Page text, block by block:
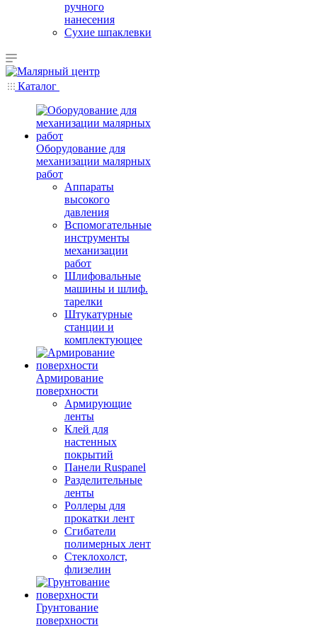
ручного
нанесения
Сухие шпаклевки
Каталог
Оборудование для
механизации малярных
работ
Аппараты
высокого
давления
Вспомогательные
инструменты
механизации
работ
Шлифовальные
машины и шлиф.
тарелки
Штукатурные
станции и
комплектующее
Армирование
поверхности
Армирующие
ленты
Клей для
настенных
покрытий
Панели Ruspanel
Разделительные
ленты
Роллеры для
прокатки лент
Сгибатели
полимерных лент
Стеклохолст,
флизелин
Грунтование
поверхности